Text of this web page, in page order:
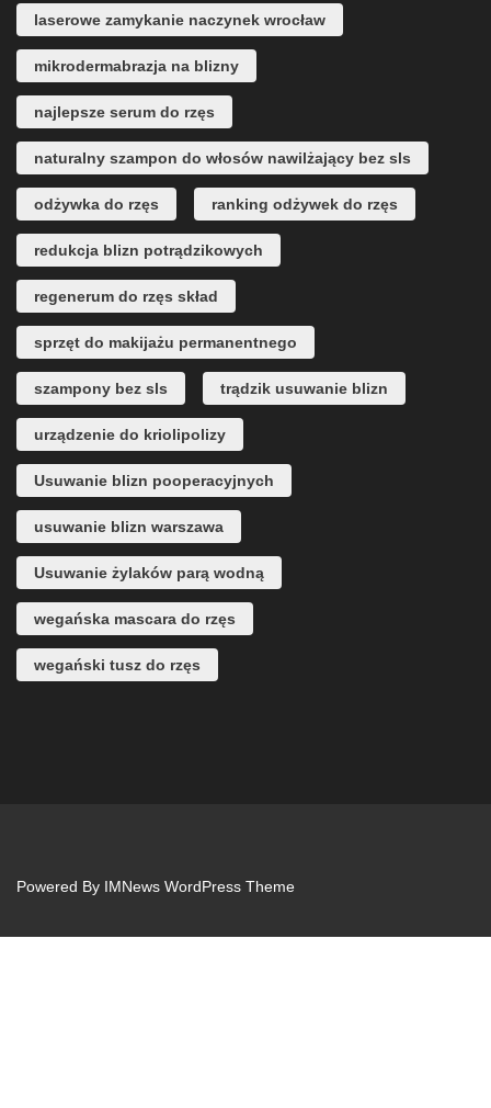
laserowe zamykanie naczynek wrocław
mikrodermabrazja na blizny
najlepsze serum do rzęs
naturalny szampon do włosów nawilżający bez sls
odżywka do rzęs ranking odżywek do rzęs
redukcja blizn potrądzikowych
regenerum do rzęs skład
sprzęt do makijażu permanentnego
szampony bez sls trądzik usuwanie blizn
urządzenie do kriolipolizy
Usuwanie blizn pooperacyjnych
usuwanie blizn warszawa
Usuwanie żylaków parą wodną
wegańska mascara do rzęs
wegański tusz do rzęs
Powered By IMNews WordPress Theme